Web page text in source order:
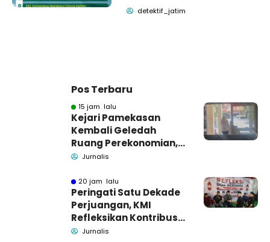
detektif_jatim
Pos Terbaru
15 jam lalu
Kejari Pamekasan
Kembali Geledah
Ruang Perekonomian,
Pidsus: Tunggu Saja!
Jurnalis
20 jam lalu
Peringati Satu Dekade
Perjuangan, KMI
Refleksikan Kontribusi
untuk Masyarakat
Jurnalis